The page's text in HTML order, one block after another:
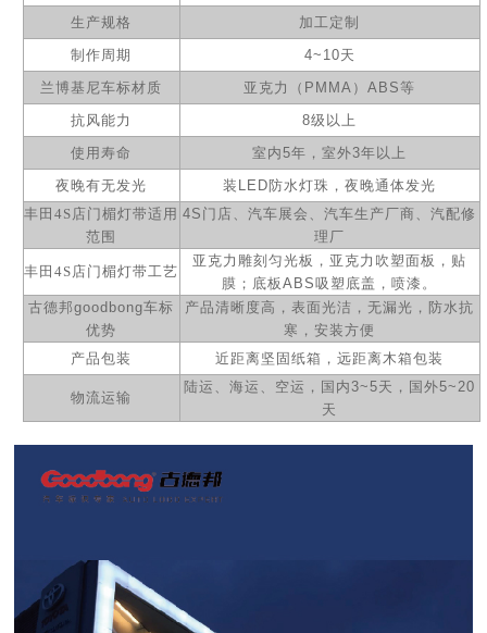
生产规格
加工定制
制作周期
4~10天
兰博基尼车标材质 亚克力（ PMMA ）ABS等
抗风能力
8级以上
使用寿命
室内5年，室外3年以上
夜晚有无发光
装LED防水灯珠，夜晚通体发光
丰田4S店门楣灯带适用
范围
4S 门店、汽车展会、汽车生产厂商、汽配修
理厂
丰田4S店门楣灯带工艺
亚克力雕刻匀光板，亚克力吹塑面板，贴
膜； 底板ABS吸塑底盖，喷漆。
古德邦goodbong车标
优势
产品清晰度高，表面光洁，无漏光，防水抗
寒，安装方便
产品包装
近距离坚固纸箱，远距离木箱包装
物流运输
陆运、海运、空运，国内 3~5天，国外5~20
天